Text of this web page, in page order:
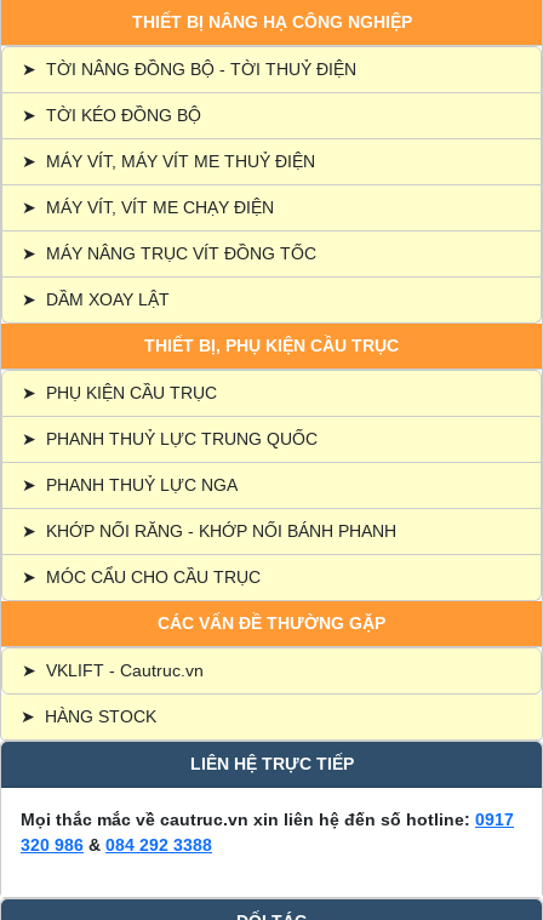
THIẾT BỊ NÂNG HẠ CÔNG NGHIỆP
➤ TỜI NÂNG ĐỒNG BỘ - TỜI THUỶ ĐIỆN
➤ TỜI KÉO ĐỒNG BỘ
➤ MÁY VÍT, MÁY VÍT ME THUỶ ĐIỆN
➤ MÁY VÍT, VÍT ME CHẠY ĐIỆN
➤ MÁY NÂNG TRỤC VÍT ĐỒNG TỐC
➤ DẦM XOAY LẬT
THIẾT BỊ, PHỤ KIỆN CẦU TRỤC
➤ PHỤ KIỆN CẦU TRỤC
➤ PHANH THUỶ LỰC TRUNG QUỐC
➤ PHANH THUỶ LỰC NGA
➤ KHỚP NỐI RĂNG - KHỚP NỐI BÁNH PHANH
➤ MÓC CẨU CHO CẦU TRỤC
CÁC VẤN ĐỀ THƯỜNG GẶP
➤ VKLIFT - Cautruc.vn
➤ HÀNG STOCK
LIÊN HỆ TRỰC TIẾP
Mọi thắc mắc về cautruc.vn xin liên hệ đến số hotline: 0917
320 986 & 084 292 3388